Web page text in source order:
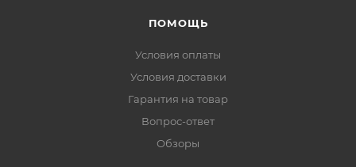
ПОМОЩЬ
Условия оплаты
Условия доставки
Гарантия на товар
Вопрос-ответ
Обзоры